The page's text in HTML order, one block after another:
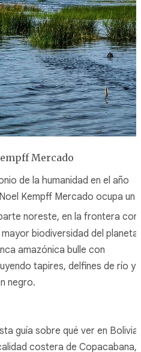
Mercado
de la humanidad en el año
Kempff Mercado ocupa un
noreste, en la frontera con
biodiversidad del planeta,
amazónica bulle con
tapires, delfines de río y
negro.
guía sobre qué ver en Bolivia
costera de Copacabana,